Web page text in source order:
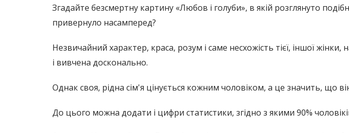
Згадайте безсмертну картину «Любов і голуби», в якій розглянуто
привернуло насамперед?
Незвичайний характер, краса, розум і саме несхожість тієї, іншої
і вивчена досконально.
Однак своя, рідна сім'я цінується кожним чоловіком, а це значить, що
До цього можна додати і цифри статистики, згідно з якими 90%